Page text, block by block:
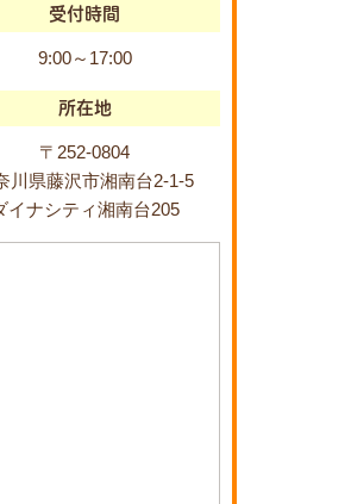
受付時間
9:00～17:00
所在地
〒252-0804
川県藤沢市湘南台2-1-5
イナシティ湘南台205